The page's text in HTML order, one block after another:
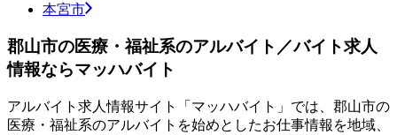
本宮市
郡山市の医療・福祉系のアルバイト／バイト求人
情報ならマッハバイト
アルバイト求人情報サイト「マッハバイト」では、郡山市の
医療・福祉系のアルバイトを始めとしたお仕事情報を地域、